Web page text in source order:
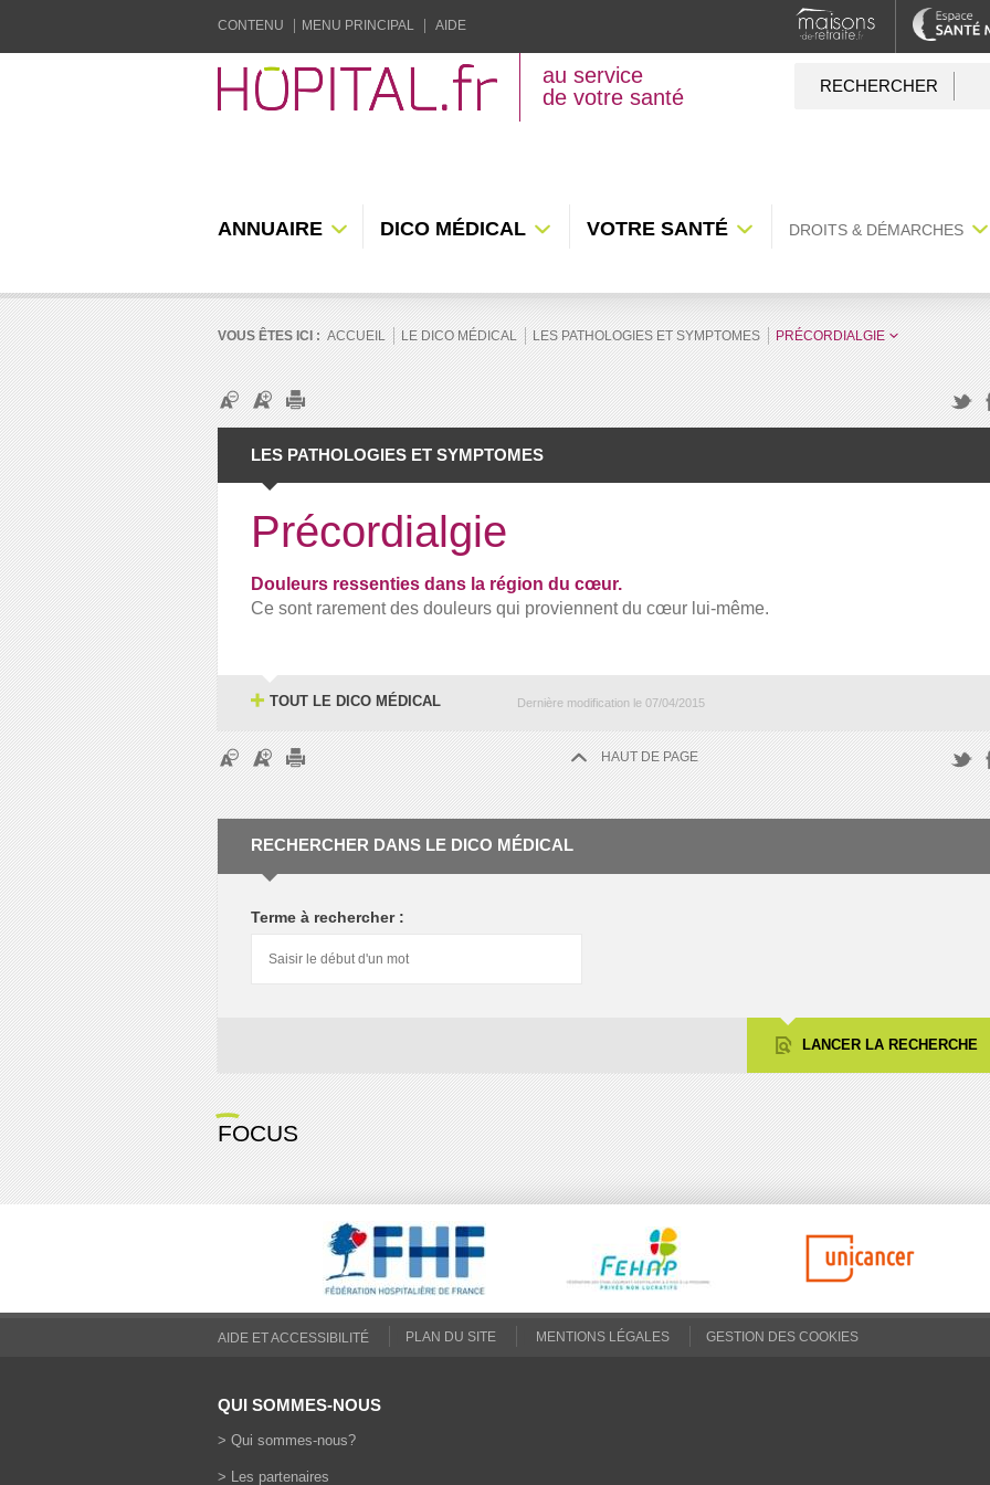
CONTENU MENU PRINCIPAL AIDE
au service
de votre santé
RECHERCHER
ANNUAIRE DICO MÉDICAL VOTRE SANTÉ DROITS & DÉMARCHES
VOUS ÊTES ICI : ACCUEIL LE DICO MÉDICAL LES PATHOLOGIES ET SYMPTOMES PRÉCORDIALGIE
LES PATHOLOGIES ET SYMPTOMES
Précordialgie
Douleurs ressenties dans la région du cœur.
Ce sont rarement des douleurs qui proviennent du cœur lui-même.
Dernière modification le07/04/2015
TOUT LE DICO MÉDICAL
HAUT DE PAGE
RECHERCHER DANS LE DICO MÉDICAL
Terme à rechercher
LANCER LA RECHERCHE
FOCUS
AIDE ET ACCESSIBILITÉ PLAN DU SITE MENTIONS LÉGALES GESTION DES COOKIES
QUI SOMMES-NOUS
> Qui sommes-nous?
> Les partenaires